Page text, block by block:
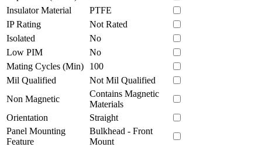
Insulator Material
PTFE
IP Rating
Not Rated
Isolated
No
Low PIM
No
Mating Cycles (Min)
100
Mil Qualified
Not Mil Qualified
Non Magnetic
Contains Magnetic
Materials
Orientation
Straight
Panel Mounting
Feature
Bulkhead - Front
Mount